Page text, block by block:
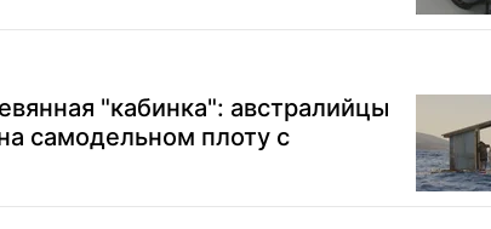
"кабинка": австралийцы
самодельном плоту с